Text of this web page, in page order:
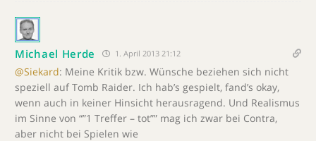
Michael Herde 1. April 2013 21:12
@Siekard: Meine Kritik bzw. Wünsche beziehen sich nicht
speziell auf Tomb Raider. Ich hab’s gespielt, fand’s okay,
wenn auch in keiner Hinsicht herausragend. Und Realismus
im Sinne von “”1 Treffer – tot”” mag ich zwar bei Contra,
aber nicht bei Spielen wie